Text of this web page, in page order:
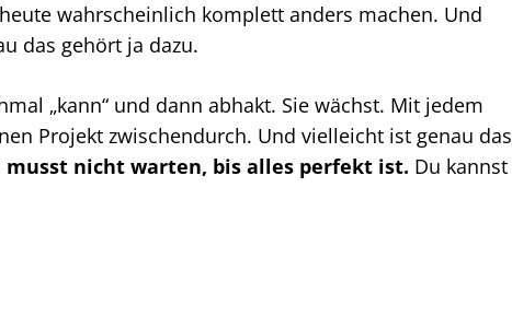
wahrscheinlich komplett anders machen. Und
das gehört ja dazu.
„kann“ und dann abhakt. Sie wächst. Mit jedem
Projekt zwischendurch. Und vielleicht ist genau das
musst nicht warten, bis alles perfekt ist. Du kannst